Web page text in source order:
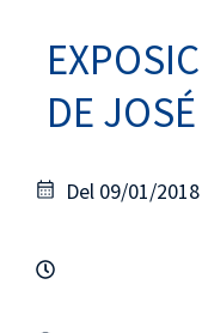
DE
Del 09/01/